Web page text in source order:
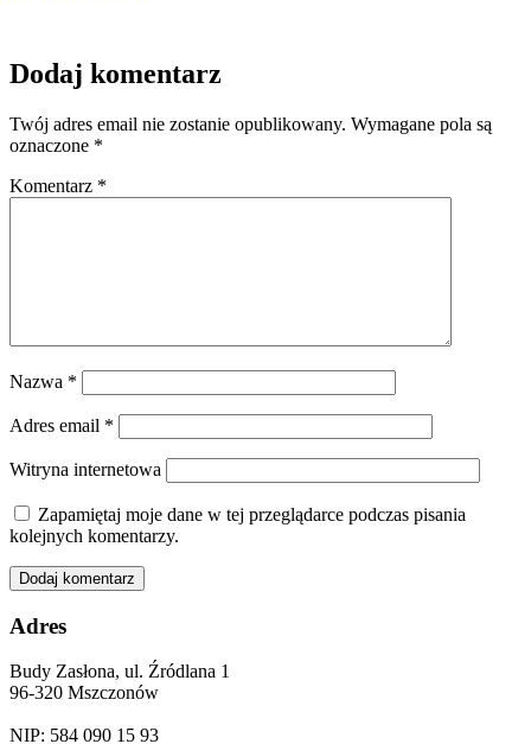
Dodaj komentarz
Twój adres email nie zostanie opublikowany. Wymagane pola są
oznaczone *
Komentarz *
Nazwa *
Adres email *
Witryna internetowa
Zapamiętaj moje dane w tej przeglądarce podczas pisania
kolejnych komentarzy.
Adres
Budy Zasłona, ul. Źródlana 1
96-320 Mszczonów
NIP: 584 090 15 93